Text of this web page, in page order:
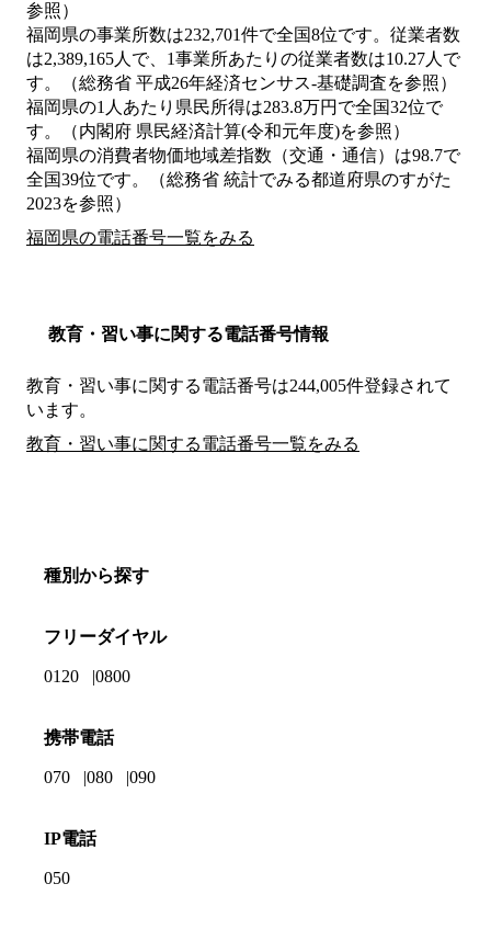
参照）
福岡県の事業所数は232,701件で全国8位です。従業者数
は2,389,165人で、1事業所あたりの従業者数は10.27人で
す。（総務省 平成26年経済センサス‐基礎調査を参照）
福岡県の1人あたり県民所得は283.8万円で全国32位で
す。（内閣府 県民経済計算(令和元年度)を参照）
福岡県の消費者物価地域差指数（交通・通信）は98.7で
全国39位です。（総務省 統計でみる都道府県のすがた
2023を参照）
福岡県の電話番号一覧をみる
教育・習い事に関する電話番号情報
教育・習い事に関する電話番号は244,005件登録されて
います。
教育・習い事に関する電話番号一覧をみる
種別から探す
フリーダイヤル
0120 0800
携帯電話
070 080 090
IP電話
050